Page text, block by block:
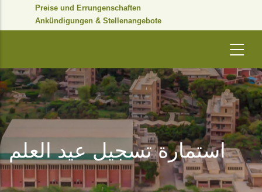
Preise und Errungenschaften
Ankündigungen & Stellenangebote
استمارة تسجيل عيد العلم